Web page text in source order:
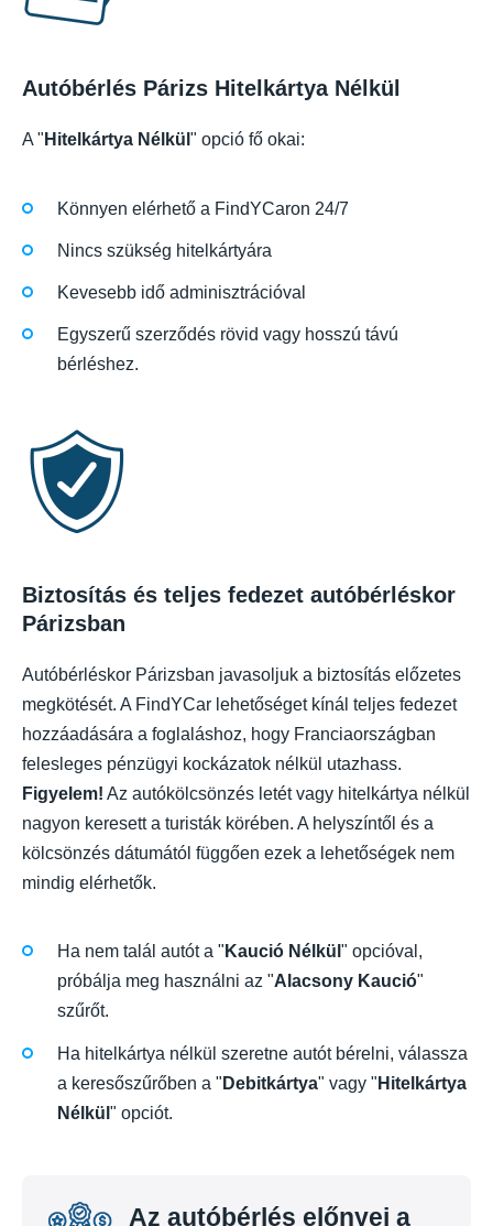
Autóbérlés Párizs Hitelkártya Nélkül
A " Hitelkártya Nélkül " opció fő okai:
Könnyen elérhető a FindYCaron 24/7
Nincs szükség hitelkártyára
Kevesebb idő adminisztrációval
Egyszerű szerződés rövid vagy hosszú távú
bérléshez.
Biztosítás és teljes fedezet autóbérléskor
Párizsban
Autóbérléskor Párizsban javasoljuk a biztosítás előzetes
megkötését. A FindYCar lehetőséget kínál teljes fedezet
hozzáadására a foglaláshoz, hogy Franciaországban
felesleges pénzügyi kockázatok nélkül utazhass.
Figyelem! Az autókölcsönzés letét vagy hitelkártya nélkül
nagyon keresett a turisták körében. A helyszíntől és a
kölcsönzés dátumától függően ezek a lehetőségek nem
mindig elérhetők.
Ha nem talál autót a " Kaució Nélkül " opcióval,
próbálja meg használni az "Alacsony Kaució"
szűrőt.
Ha hitelkártya nélkül szeretne autót bérelni, válassza
a keresőszűrőben a " Debitkártya" vagy " Hitelkártya
Nélkül " opciót.
Az autóbérlés előnyei a